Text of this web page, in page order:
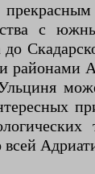
с
районами